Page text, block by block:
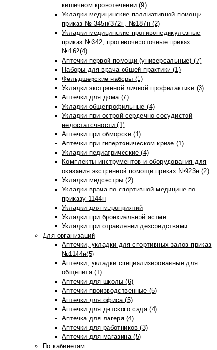
кишечном кровотечении (9)
Укладки медицинские паллиативной помощи
приказ № 345н/372н, №187н (2)
Укладки медицинские противопедикулезные
приказ №342, противочесоточные приказ
№162(4)
Аптечки первой помощи (универсальные) (7)
Наборы для врача общей практики (1)
Фельдшерские наборы (1)
Укладки экстренной личной профилактики (3)
Аптечки для дома (7)
Укладки общепрофильные (4)
Укладки при острой сердечно-сосудистой
недостаточности (1)
Аптечки при обмороке (1)
Аптечки при гипертоническом кризе (1)
Укладки педиатрические (4)
Комплекты инструментов и оборудования для
оказания экстренной помощи приказ №923н (2)
Укладки медсестры (2)
Укладки врача по спортивной медицине по
приказу 1144н
Укладки для мероприятий
Укладки при бронхиальной астме
Укладки при отравлении дезсредствами
Для организаций
Аптечки, укладки для спортивных залов приказ
№1144н(5)
Аптечки, укладки специализированные для
общепита (1)
Аптечки для школы (6)
Аптечки производственные (5)
Аптечки для офиса (5)
Аптечки для детского сада (4)
Аптечка для лагеря (4)
Аптечки для работников (3)
Аптечки для магазина (5)
По кабинетам